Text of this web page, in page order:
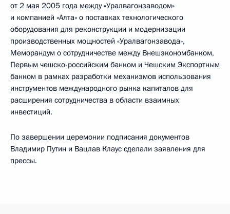
от 2 мая 2005 года между «Уралвагонзаводом»
и компанией «Алта» о поставках технологического
оборудования для реконструкции и модернизации
производственных мощностей «Уралвагонзавода»,
Меморандум о сотрудничестве между Внешэкономбанком,
Первым чешско-российским банком и Чешским Экспортным
банком в рамках разработки механизмов использования
инструментов международного рынка капиталов для
расширения сотрудничества в области взаимных
инвестиций.
По завершении церемонии подписания документов
Владимир Путин и Вацлав Клаус сделали заявления для
прессы.